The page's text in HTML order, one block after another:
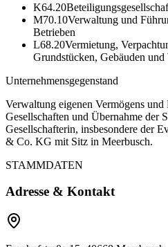
K64.20
M70.10Verwaltung und
Betrieben
L68.20Vermietung,
Grundstücken, Gebäuden und
Unternehmensgegenstand
Verwaltung eigenen Vermögens und
Gesellschaften und Übernahme der
Gesellschafterin, insbesondere der
& Co. KG mit Sitz in Meerbusch.
STAMMDATEN
Adresse & Kontakt